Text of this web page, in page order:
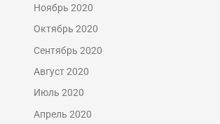
Ноябрь 2020
Октябрь 2020
Сентябрь 2020
Август 2020
Июль 2020
Апрель 2020